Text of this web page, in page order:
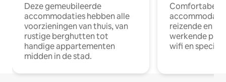
Deze gemeubileerde
accommodaties hebben alle
voorzieningen van thuis, van
rustige berghutten tot
handige appartementen
midden in de stad.
Comfortabele
reizende en
werkende
wifi en